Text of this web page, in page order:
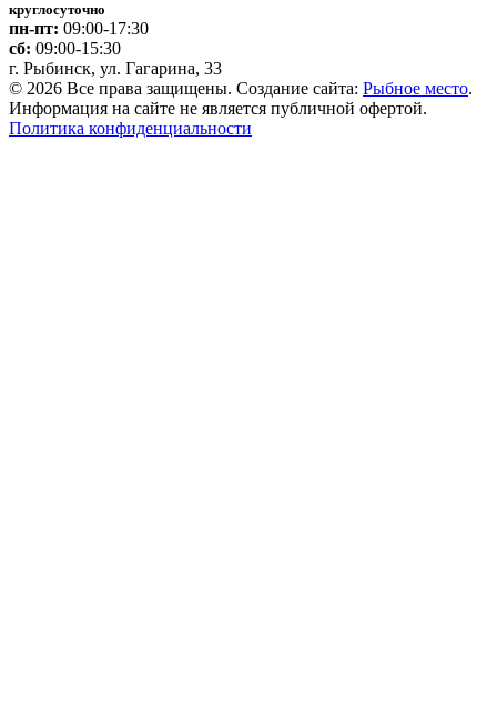
круглосуточно
пн-пт: 09:00-17:30
сб: 09:00-15:30
г. Рыбинск, ул. Гагарина, 33
© 2026 Все права защищены. Создание сайта: Рыбное место.
Информация на сайте не является публичной офертой.
Политика конфиденциальности